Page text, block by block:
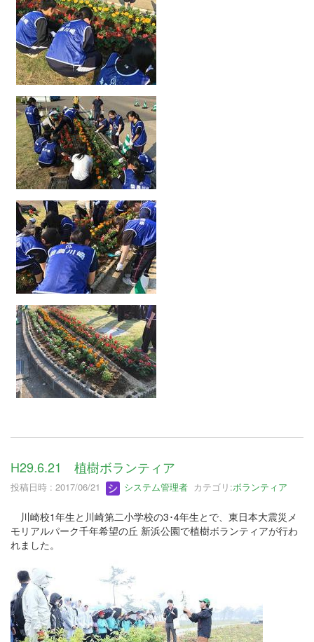
H29.6.21 植樹ボランティア
投稿日時 : 2017/06/21 システム管理者 カテゴリ:ボランティア
川崎校1年生と川崎第二小学校の3･4年生とで、東日本大震災メ
モリアルパーク千年希望の丘 新浜公園で植樹ボランティアが行わ
れました。